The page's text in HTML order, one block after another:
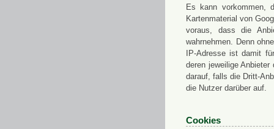
Es kann vorkommen,
Kartenmaterial von
voraus, dass die
wahrnehmen. Denn
IP-Adresse ist damit
deren jeweilige
darauf, falls die Dritt-
die Nutzer darüber auf.
Cookies